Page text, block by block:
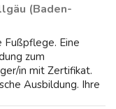
(Baden-
Fußpflege. Eine
zum
in mit Zertifikat.
Ausbildung. Ihre